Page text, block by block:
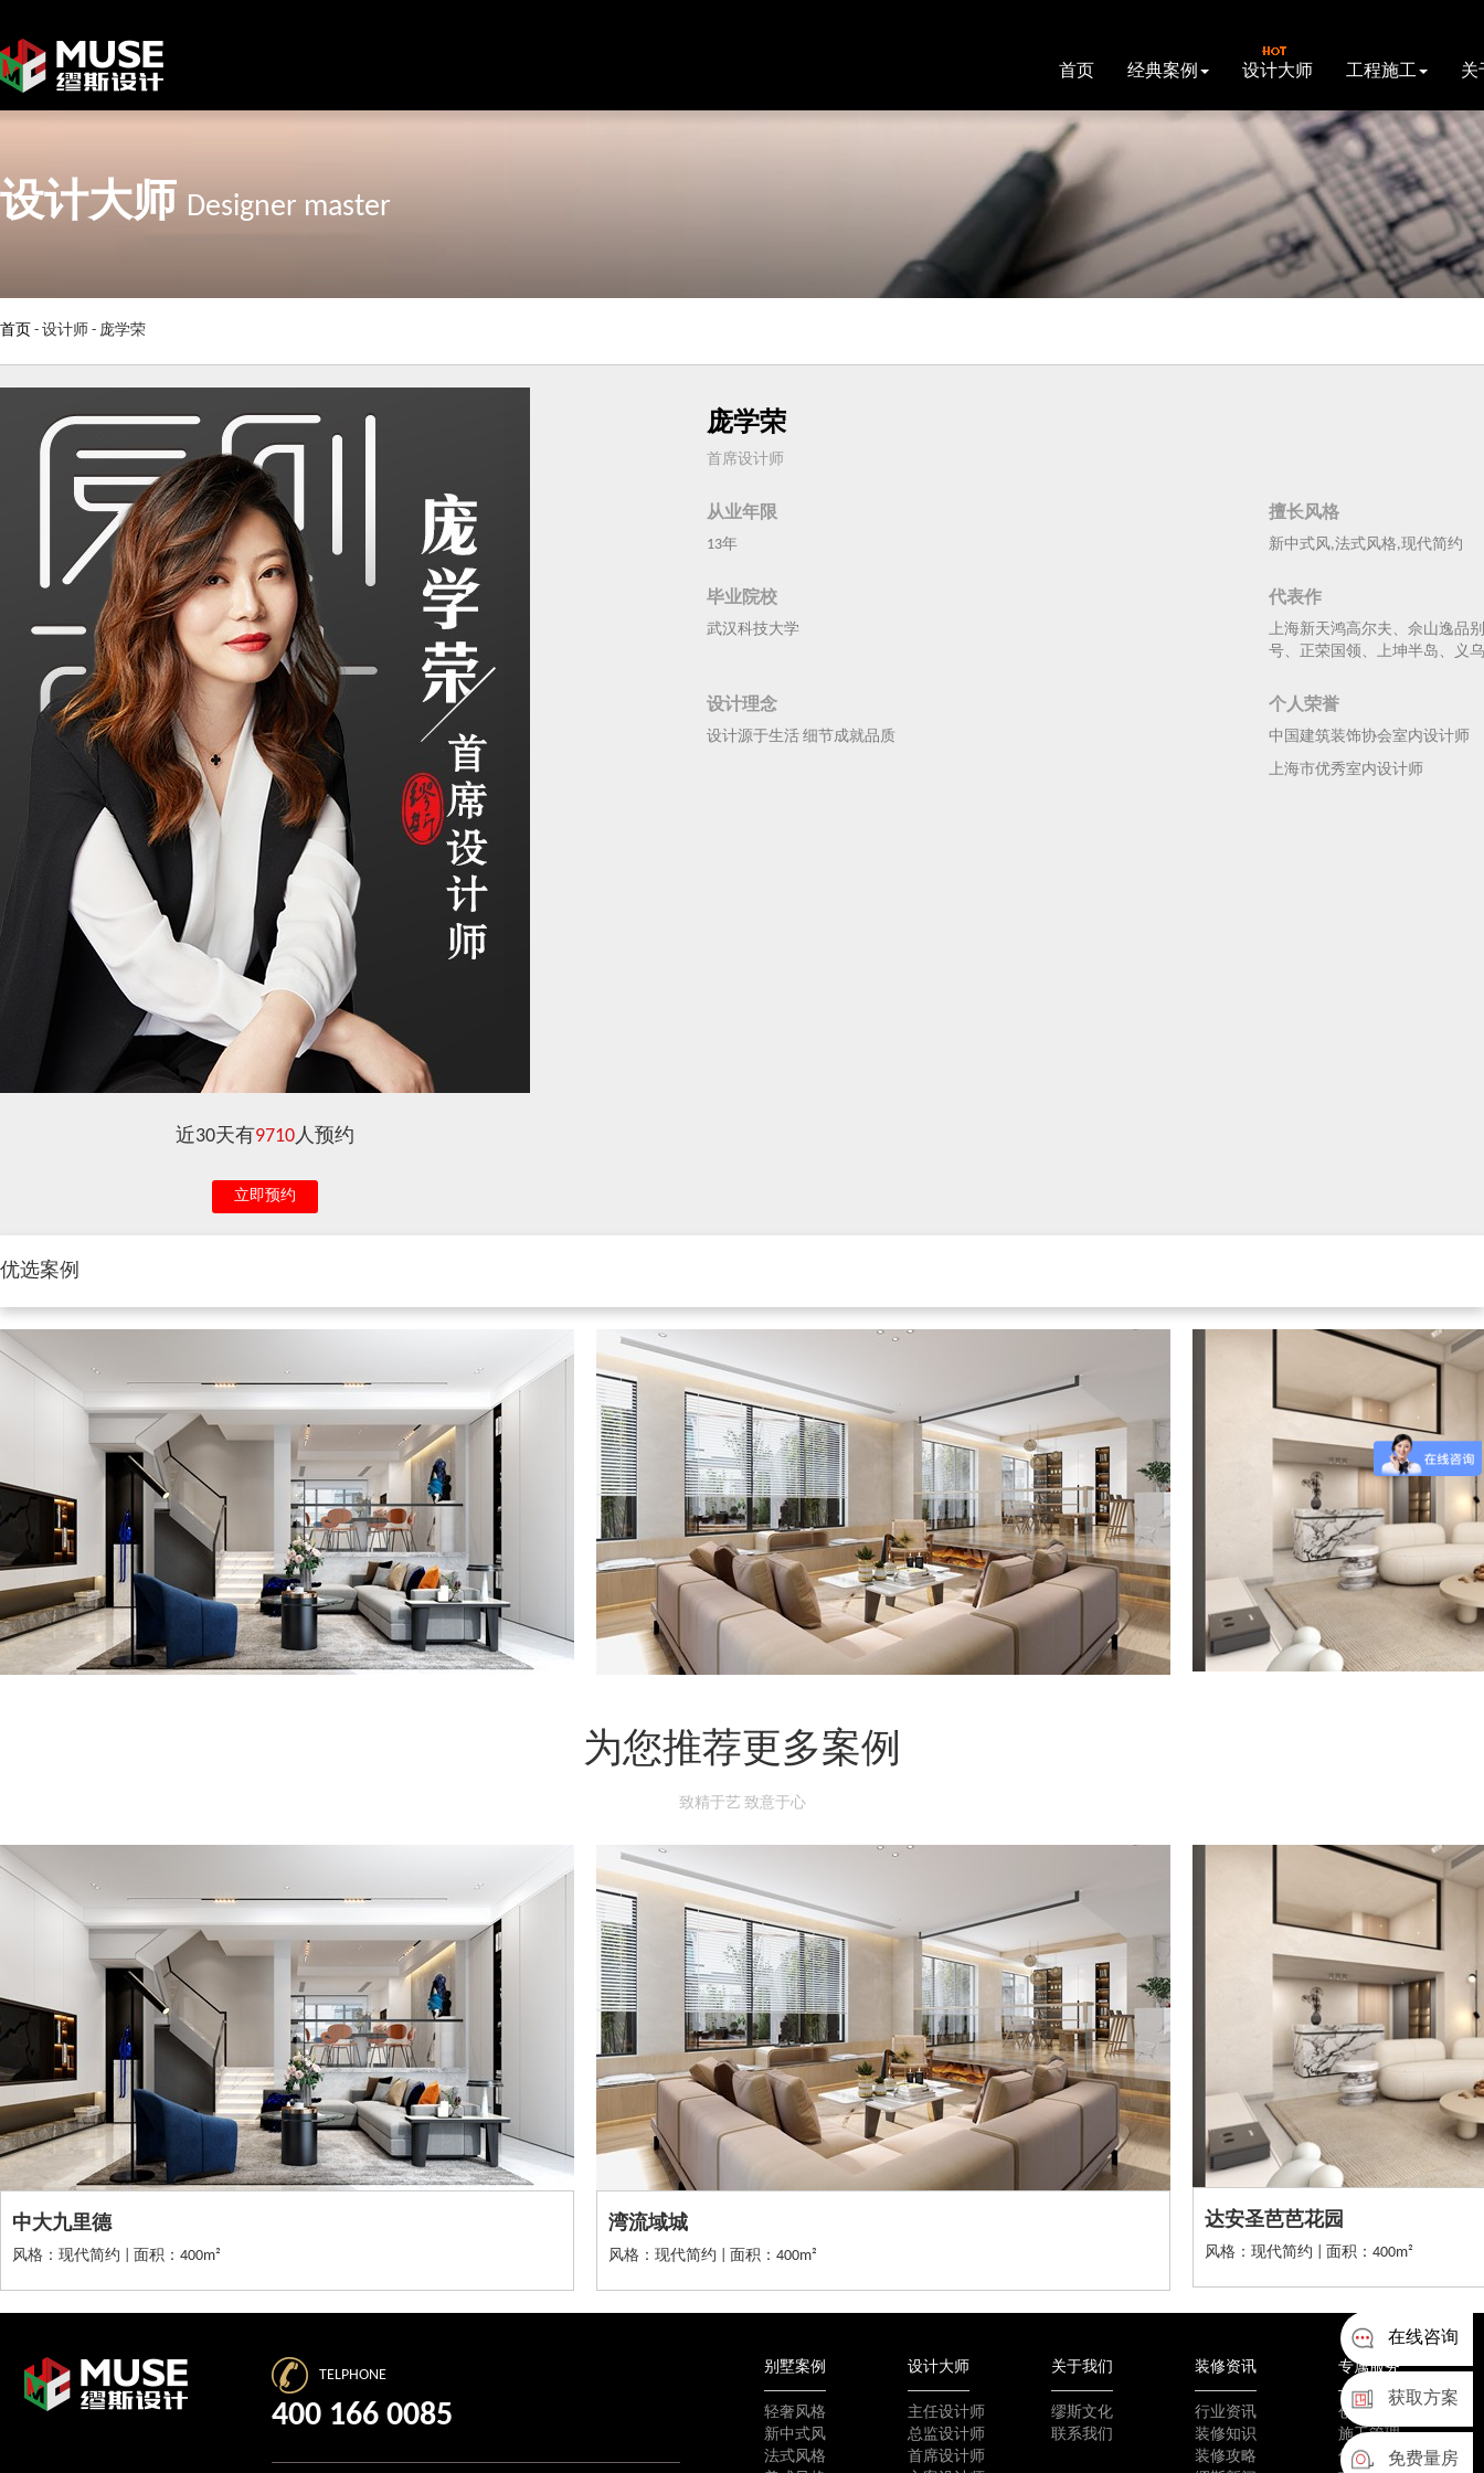
首页 经典案例 设计大师 工程施工 关
在线咨询
获取方案
免费量房
设计大师 Designer master
首页 - 设计师 - 庞学荣
近30天有9710人预约
立即预约
庞学荣
首席设计师
从业年限
13年
擅长风格
新中式风,法式风格,现代简约
毕业院校
武汉科技大学
代表作
上海新天鸿高尔夫、佘山逸品
号、正荣国领、上坤半岛、义
设计理念
设计源于生活 细节成就品质
个人荣誉
中国建筑装饰协会室内设计师
上海市优秀室内设计师
优选案例
为您推荐更多案例
致精于艺 致意于心
中大九里德
风格：现代简约 | 面积：400m²
湾流域城
风格：现代简约 | 面积：400m²
达安圣芭芭花园
风格：现代简约 | 面积：400m²
TELPHONE
400 166 0085
别墅案例
轻奢风格
新中式风
法式风格
设计大师
主任设计师
总监设计师
首席设计师
关于我们
缪斯文化
联系我们
装修资讯
行业资讯
装修知识
装修攻略
专属服务
创新工艺
施工管理
优质选材